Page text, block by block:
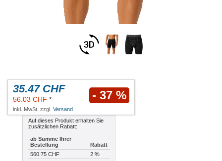
35.47 CHF
56.03 CHF * - 37 %
inkl. MwSt. zzgl. Versand
Auf dieses Produkt erhalten Sie
zusätzlichen Rabatt:
ab Summe Ihrer
Bestellung
Rabatt
560.75 CHF
2 %